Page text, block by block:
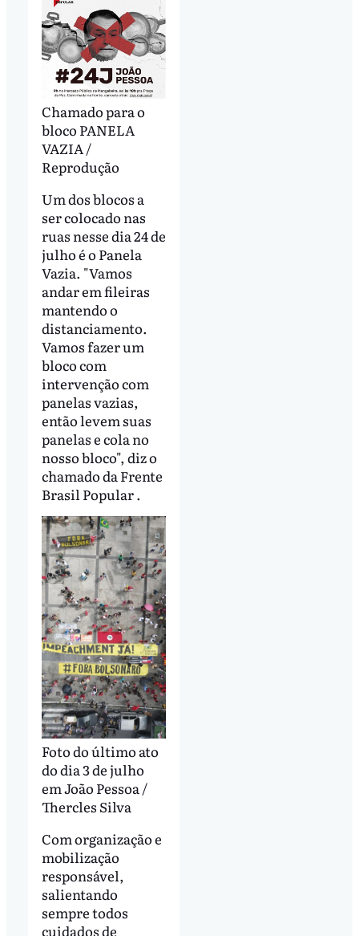
Chamado para o
bloco PANELA
VAZIA /
Reprodução
Um dos blocos a
ser colocado nas
ruas nesse dia 24 de
julho é o Panela
Vazia. "Vamos
andar em fileiras
mantendo o
distanciamento.
Vamos fazer um
bloco com
intervenção com
panelas vazias,
então levem suas
panelas e cola no
nosso bloco", diz o
chamado da Frente
Brasil Popular .
Foto do último ato
do dia 3 de julho
em João Pessoa /
Thercles Silva
Com organização e
mobilização
responsável,
salientando
sempre todos
cuidados de